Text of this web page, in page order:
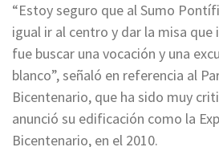
“Estoy seguro que al Sumo
igual ir al centro y dar la misa que
fue buscar una vocación y una
blanco”, señaló en referencia al
Bicentenario, que ha sido muy
anunció su edificación como la
Bicentenario, en el 2010.